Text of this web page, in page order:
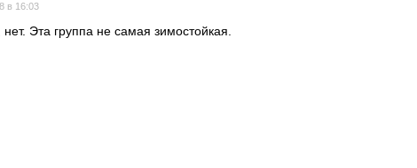
в 16:03
Эта группа не самая зимостойкая.